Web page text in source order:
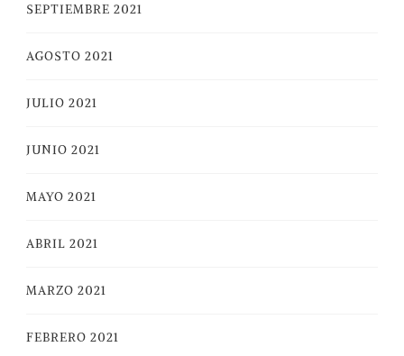
SEPTIEMBRE 2021
AGOSTO 2021
JULIO 2021
JUNIO 2021
MAYO 2021
ABRIL 2021
MARZO 2021
FEBRERO 2021